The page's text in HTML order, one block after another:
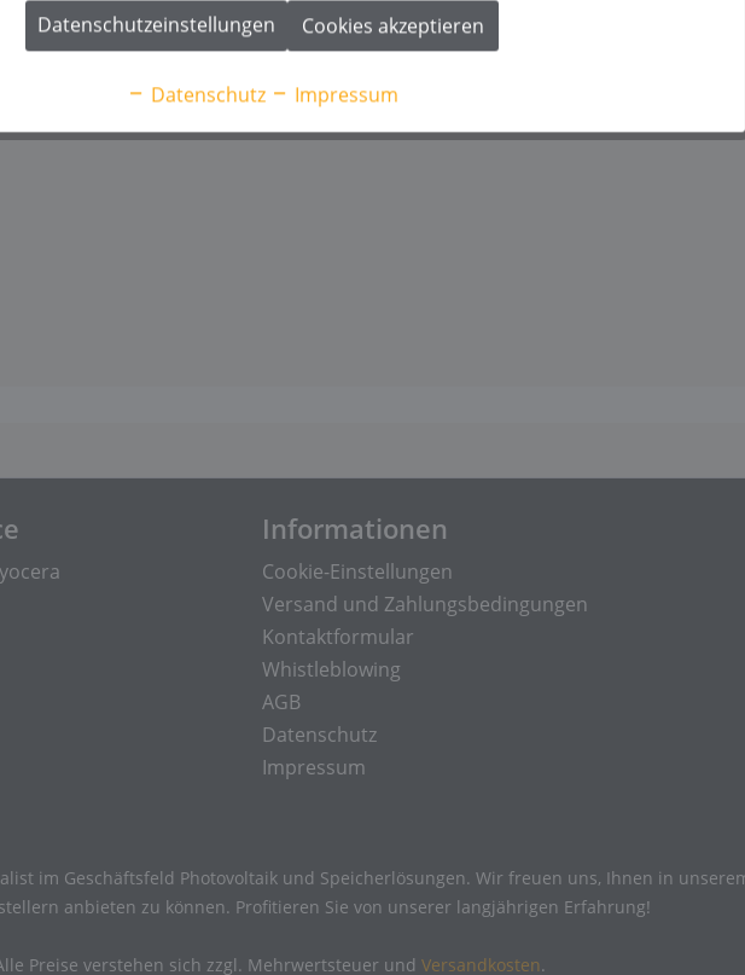
Informationen
Cookie-Einstellungen
Versand und Zahlungsbedingungen
Kontaktformular
Whistleblowing
AGB
Datenschutz
Impressum
im Geschäftsfeld Photovoltaik und Speicherlösungen. Wir freuen uns, Ihnen in
anbieten zu können. Profitieren Sie von unserer langjährigen Erfahrung!
Preise verstehen sich zzgl. Mehrwertsteuer und Versandkosten.
Datenschutzeinstellungen Cookies akzeptieren
Datenschutz Impressum